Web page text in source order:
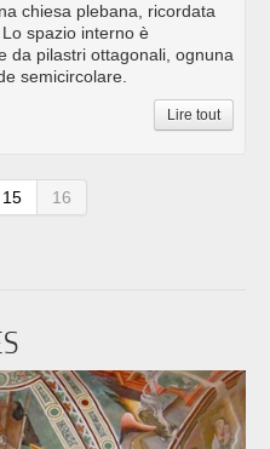
chiesa plebana, ricordata
spazio interno è
da pilastri ottagonali, ognuna
semicircolare.
Lire tout
15 16